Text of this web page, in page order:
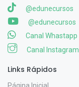
@edunecursos
@edunecursos
Canal Whastapp
Canal Instagram
Links Rápidos